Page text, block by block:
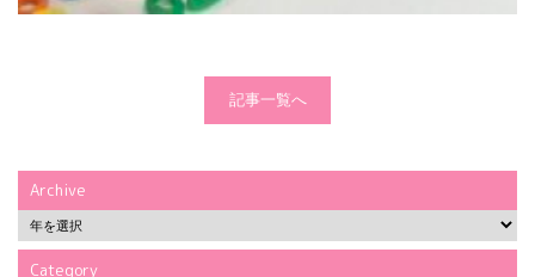
記事一覧へ
Archive
Category